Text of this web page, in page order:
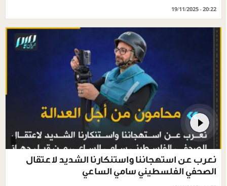
19/11/2025 - 20:22
نعرب عن استهجاننا واستنكارنا الشديد لاعتقال
الصحفي الفلسطيني سامي الساعي